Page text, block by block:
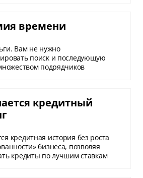
времени
Вам не нужно
поиск и последующую
подрядчиков
кредитный
кредитная история без роста
бизнеса, позволяя
кредиты по лучшим ставкам